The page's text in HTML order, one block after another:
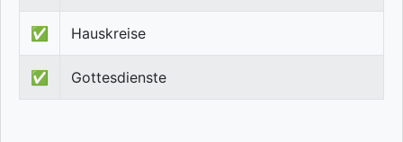
✅ Hauskreise
✅ Gottesdienste